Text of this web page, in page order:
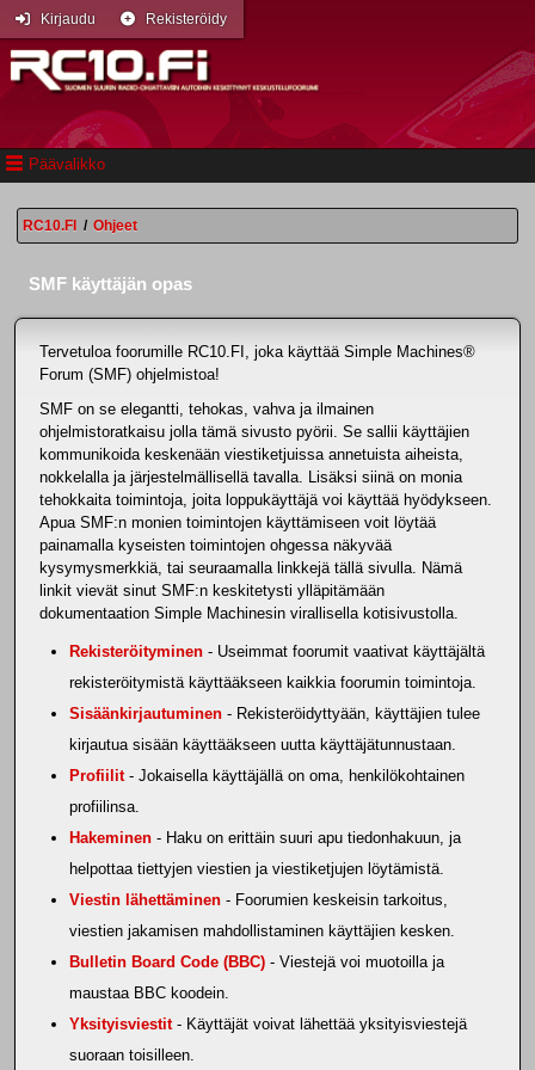
Päävalikko
Kirjaudu Rekisteröidy
RC10.FI / Ohjeet
SMF käyttäjän opas
Tervetuloa foorumille RC10.FI, joka käyttää Simple Machines®
Forum (SMF) ohjelmistoa!
SMF on se elegantti, tehokas, vahva ja ilmainen
ohjelmistoratkaisu jolla tämä sivusto pyörii. Se sallii käyttäjien
kommunikoida keskenään viestiketjuissa annetuista aiheista,
nokkelalla ja järjestelmällisellä tavalla. Lisäksi siinä on monia
tehokkaita toimintoja, joita loppukäyttäjä voi käyttää hyödykseen.
Apua SMF:n monien toimintojen käyttämiseen voit löytää
painamalla kyseisten toimintojen ohgessa näkyvää
kysymysmerkkiä, tai seuraamalla linkkejä tällä sivulla. Nämä
linkit vievät sinut SMF:n keskitetysti ylläpitämään
dokumentaation Simple Machinesin virallisella kotisivustolla.
Rekisteröityminen - Useimmat foorumit vaativat käyttäjältä
rekisteröitymistä käyttääkseen kaikkia foorumin toimintoja.
Sisäänkirjautuminen - Rekisteröidyttyään, käyttäjien tulee
kirjautua sisään käyttääkseen uutta käyttäjätunnustaan.
Profiilit- Jokaisella käyttäjällä on oma, henkilökohtainen
profiilinsa.
Hakeminen - Haku on erittäin suuri apu tiedonhakuun, ja
helpottaa tiettyjen viestien ja viestiketjujen löytämistä.
Viestin lähettäminen - Foorumien keskeisin tarkoitus,
viestien jakamisen mahdollistaminen käyttäjien kesken.
Bulletin Board Code (BBC) - Viestejä voi muotoilla ja
maustaa BBC koodein.
Yksityisviestit- Käyttäjät voivat lähettää yksityisviestejä
suoraan toisilleen.